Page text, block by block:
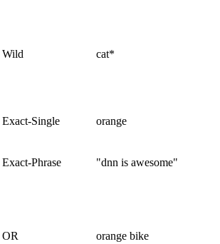
Wild cat*
Exact-Single
orange
Exact-Phrase "dnn is awesome"
OR orange bike